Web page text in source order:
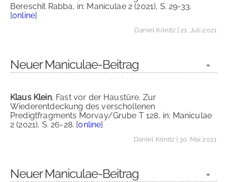
Bereschit Rabba, in: Maniculae 2 (2021), S. 29-33.
[online]
Daniel Könitz | 21. Juli 2021
Neuer Maniculae-Beitrag
Klaus Klein, Fast vor der Haustüre. Zur
Wiederentdeckung des verschollenen
Predigtfragments Morvay/Grube T 128, in: Maniculae
2 (2021), S. 26-28. [online]
Daniel Könitz | 30. Mai 2021
Neuer Maniculae-Beitrag